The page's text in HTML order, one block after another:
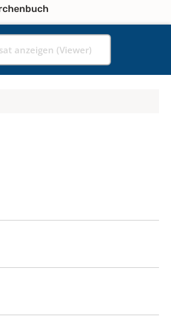
anzeigen (Viewer)